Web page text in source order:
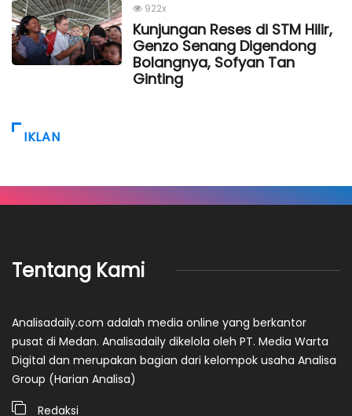
922x
Kunjungan Reses di STM Hilir,
Genzo Senang Digendong
Bolangnya, Sofyan Tan
Ginting
IKLAN
Tentang Kami
Analisadaily.com adalah media online yang berkantor
pusat di Medan. Analisadaily dikelola oleh PT. Media Warta
Digital dan merupakan bagian dari kelompok usaha Analisa
Group (Harian Analisa)
Redaksi